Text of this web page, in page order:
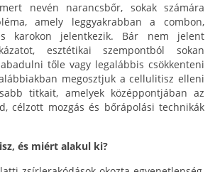
nevén narancsbőr, sokak számára
amely leggyakrabban a combon,
karokon jelentkezik. Bár nem jelent
esztétikai szempontból sokan
tőle vagy legalábbis csökkenteni
megosztjuk a cellulitisz elleni
titkait, amelyek középpontjában az
célzott mozgás és bőrápolási technikák
és miért alakul ki?